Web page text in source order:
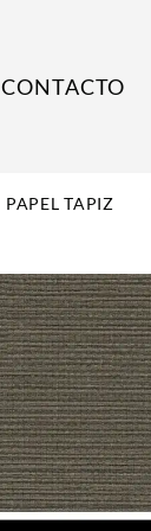
CONTACTO
PAPEL TAPIZ